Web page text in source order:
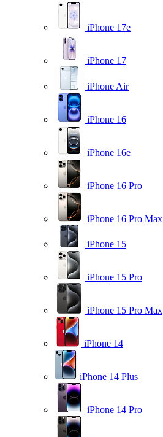
iPhone 17e
iPhone 17
iPhone Air
iPhone 16
iPhone 16e
iPhone 16 Pro
iPhone 16 Pro Max
iPhone 15
iPhone 15 Pro
iPhone 15 Pro Max
iPhone 14
iPhone 14 Plus
iPhone 14 Pro